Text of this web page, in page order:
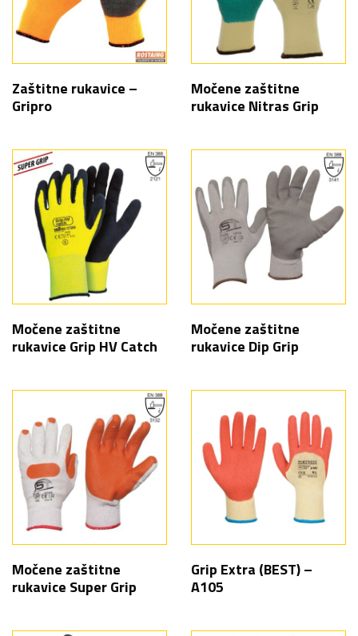
Zaštitne rukavice –
Gripro
Močene zaštitne
rukavice Nitras Grip
Močene zaštitne
rukavice Grip HV Catch
Močene zaštitne
rukavice Dip Grip
Močene zaštitne
rukavice Super Grip
Grip Extra (BEST) –
A105